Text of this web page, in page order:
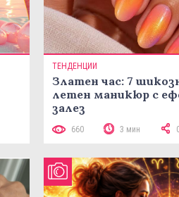
ТЕНДЕНЦИИ
Златен час: 7
летен маникюр с
залез
660 3 мин